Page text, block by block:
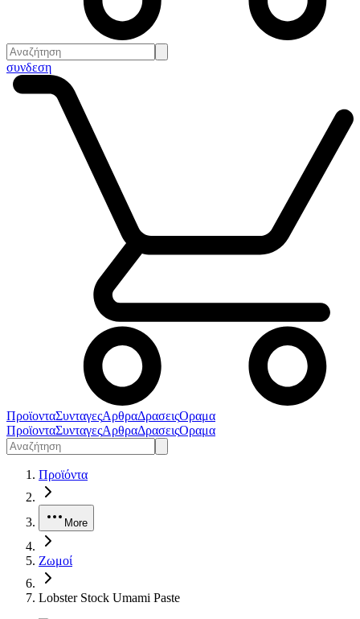
συνδεση
ΠροϊονταΣυνταγεςΑρθραΔρασειςΟραμα
ΠροϊονταΣυνταγεςΑρθραΔρασειςΟραμα
Προϊόντα
More
Ζωμοί
Lobster Stock Umami Paste